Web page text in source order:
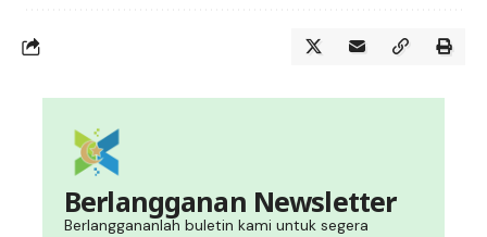
Berlangganan Newsletter
Berlanggananlah buletin kami untuk segera